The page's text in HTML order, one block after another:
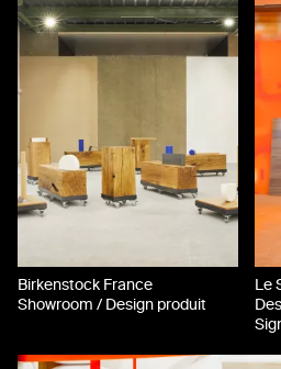
Birkenstock France
Showroom / Design produit
Le